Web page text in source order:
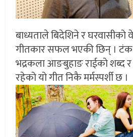
बाध्यताले बिदेशिने र घरवासीको
गीतकार सफल भएकी छिन् । टंक
भद्रकला आङबुहाङ राईको शब्द
रहेको यो गीत निकै मर्मस्पर्शी छ ।